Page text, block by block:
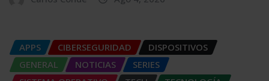
APPS CIBERSEGURIDAD
DISPOSITIVOS
GENERAL
NOTICIAS
SERIES